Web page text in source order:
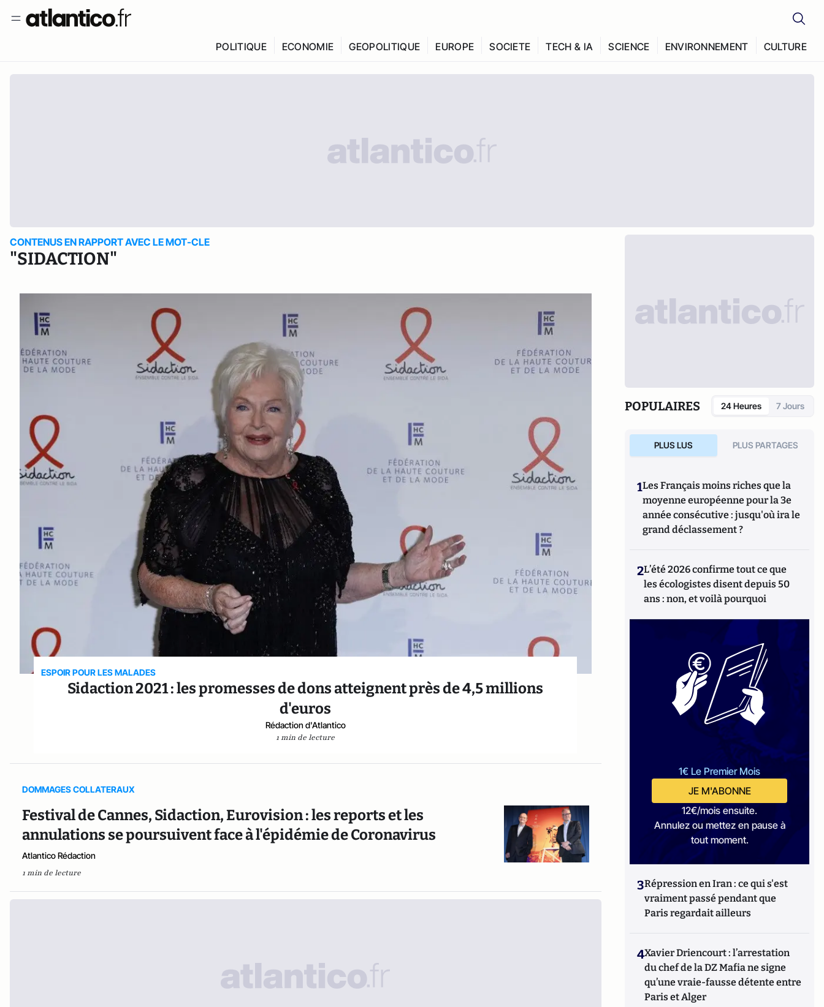
POLITIQUE ECONOMIE GEOPOLITIQUE EUROPE SOCIETE TECH & IA SCIENCE ENVIRONNEMENT CULTURE
CONTENUS EN RAPPORT AVEC LE MOT-CLE
"SIDACTION"
ESPOIR POUR LES MALADES
Sidaction 2021 : les promesses de dons atteignent près de 4,5 millions
d'euros
Rédaction d'Atlantico
1 min de lecture
DOMMAGES COLLATERAUX
Festival de Cannes, Sidaction, Eurovision : les reports et les
annulations se poursuivent face à l'épidémie de Coronavirus
Atlantico Rédaction
1 min de lecture
POPULAIRES 24 Heures 7 Jours
PLUS LUS PLUS PARTAGES
1Les Français moins riches que la
moyenne européenne pour la 3e
année consécutive : jusqu'où ira le
grand déclassement ?
2L’été 2026 confirme tout ce que
les écologistes disent depuis 50
ans : non, et voilà pourquoi
1€ Le Premier Mois
JE M'ABONNE
12€/mois ensuite.
Annulez ou mettez en pause à
tout moment.
3Répression en Iran : ce qui s'est
vraiment passé pendant que
Paris regardait ailleurs
4Xavier Driencourt : l’arrestation
du chef de la DZ Mafia ne signe
qu’une vraie-fausse détente entre
Paris et Alger